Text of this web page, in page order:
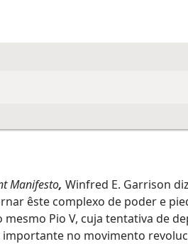
Manifesto, Winfred E. Garrison
êste complexo de poder e
Pio V, cuja tentativa de
importante no movimento